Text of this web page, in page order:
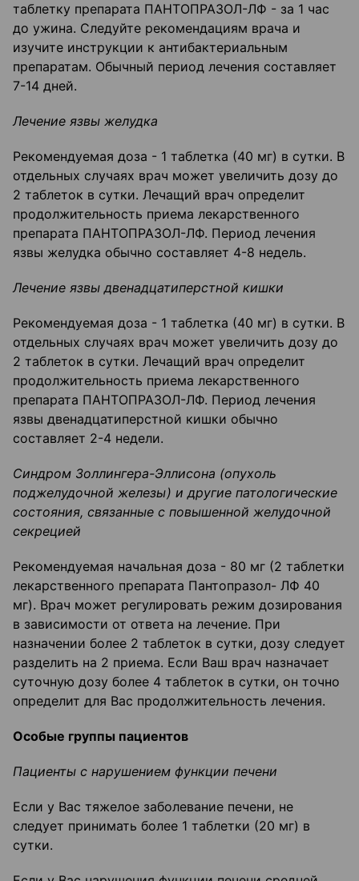
таблетку препарата ПАНТОПРАЗОЛ-ЛФ - за 1 час
до ужина. Следуйте рекомендациям врача и
изучите инструкции к антибактериальным
препаратам. Обычный период лечения составляет
7-14 дней.
Лечение язвы желудка
Рекомендуемая доза - 1 таблетка (40 мг) в сутки. В
отдельных случаях врач может увеличить дозу до
2 таблеток в сутки. Лечащий врач определит
продолжительность приема лекарственного
препарата ПАНТОПРАЗОЛ-ЛФ. Период лечения
язвы желудка обычно составляет 4-8 недель.
Лечение язвы двенадцатиперстной кишки
Рекомендуемая доза - 1 таблетка (40 мг) в сутки. В
отдельных случаях врач может увеличить дозу до
2 таблеток в сутки. Лечащий врач определит
продолжительность приема лекарственного
препарата ПАНТОПРАЗОЛ-ЛФ. Период лечения
язвы двенадцатиперстной кишки обычно
составляет 2-4 недели.
Синдром Золлингера-Эллисона (опухоль
поджелудочной железы) и другие патологические
состояния, связанные с повышенной желудочной
секрецией
Рекомендуемая начальная доза - 80 мг (2 таблетки
лекарственного препарата Пантопразол- ЛФ 40
мг). Врач может регулировать режим дозирования
в зависимости от ответа на лечение. При
назначении более 2 таблеток в сутки, дозу следует
разделить на 2 приема. Если Ваш врач назначает
суточную дозу более 4 таблеток в сутки, он точно
определит для Вас продолжительность лечения.
Особые группы пациентов
Пациенты с нарушением функции печени
Если у Вас тяжелое заболевание печени, не
следует принимать более 1 таблетки (20 мг) в
сутки.